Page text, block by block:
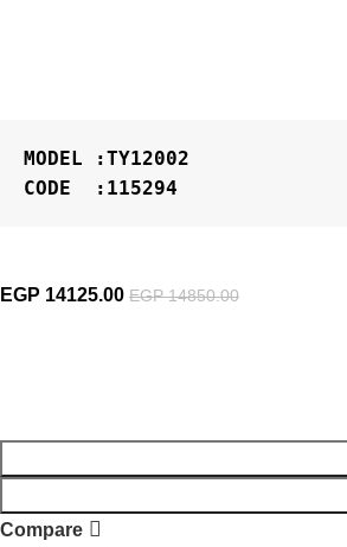
CODE  :115294
EGP14850.00
السعر
EGP 14125.00
Compare